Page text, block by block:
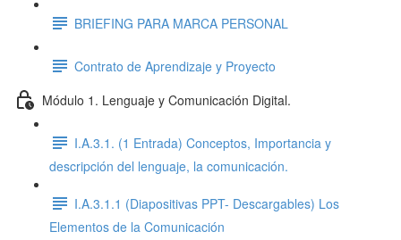
BRIEFING PARA MARCA PERSONAL
Contrato de Aprendizaje y Proyecto
Módulo 1. Lenguaje y Comunicación Digital.
I.A.3.1. (1 Entrada) Conceptos, Importancia y
descripción del lenguaje, la comunicación.
I.A.3.1.1 (Diapositivas PPT- Descargables) Los
Elementos de la Comunicación